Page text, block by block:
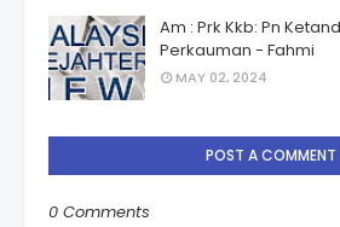
Am : Prk Kkb: Pn
Perkauman - Fahmi
MAY 02, 2024
POST A COMMENT
0 Comments